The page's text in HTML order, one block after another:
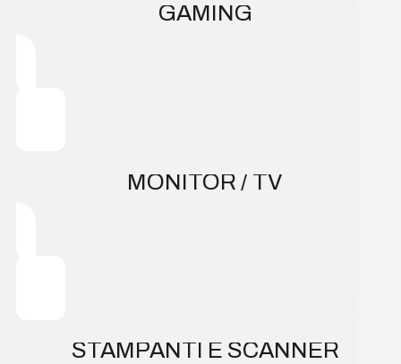
GAMING
MONITOR / TV
STAMPANTI E SCANNER